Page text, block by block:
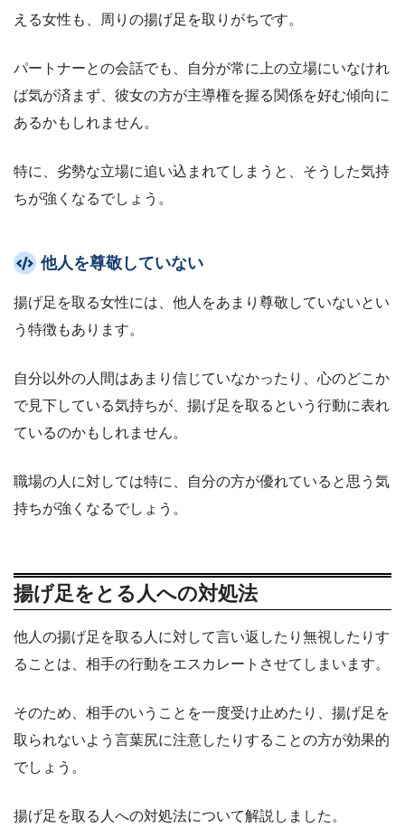
える女性も、周りの揚げ足を取りがちです。
パートナーとの会話でも、自分が常に上の立場にいなけれ
ば気が済まず、彼女の方が主導権を握る関係を好む傾向に
あるかもしれません。
特に、劣勢な立場に追い込まれてしまうと、そうした気持
ちが強くなるでしょう。
他人を尊敬していない
揚げ足を取る女性には、他人をあまり尊敬していないとい
う特徴もあります。
自分以外の人間はあまり信じていなかったり、心のどこか
で見下している気持ちが、揚げ足を取るという行動に表れ
ているのかもしれません。
職場の人に対しては特に、自分の方が優れていると思う気
持ちが強くなるでしょう。
揚げ足をとる人への対処法
他人の揚げ足を取る人に対して言い返したり無視したりす
ることは、相手の行動をエスカレートさせてしまいます。
そのため、相手のいうことを一度受け止めたり、揚げ足を
取られないよう言葉尻に注意したりすることの方が効果的
でしょう。
揚げ足を取る人への対処法について解説しました。